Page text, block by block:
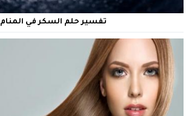
تفسير حلم السكر في المنام